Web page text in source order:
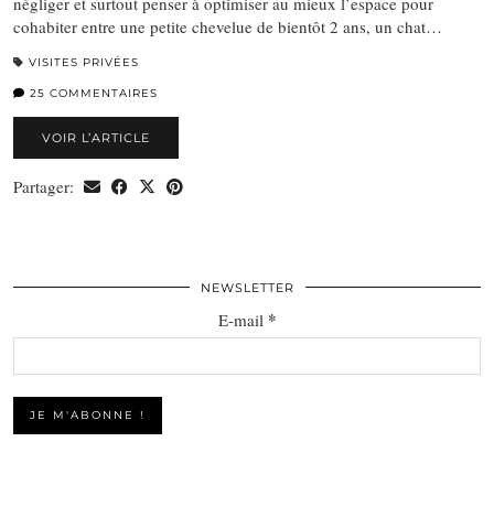
cohabiter entre une petite chevelue de bientôt 2 ans, un chat…
VISITES PRIVÉES
25 COMMENTAIRES
VOIR L’ARTICLE
Partager:
NEWSLETTER
E-mail *